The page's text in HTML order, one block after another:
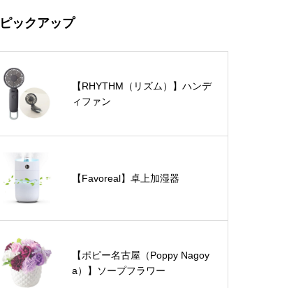
ピックアップ
【RHYTHM（リズム）】ハンデ
ィファン
【Favoreal】卓上加湿器
【ポピー名古屋（Poppy Nagoy
a）】ソープフラワー